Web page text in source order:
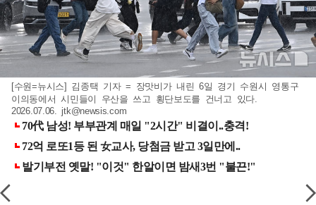
[수원=뉴시스] 김종택 기자 = 장맛비가 내린 6일 경기 수원시 영통구
이의동에서 시민들이 우산을 쓰고 횡단보도를 건너고 있다.
2026.07.06. jtk@newsis.com